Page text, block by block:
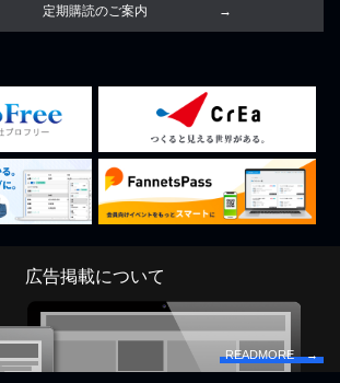
定期購読のご案内
広告掲載について
READMORE →